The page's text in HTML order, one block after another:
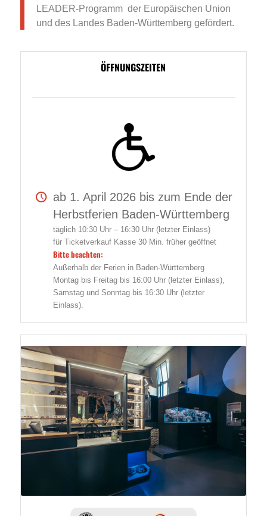
LEADER-Programm der Europäischen Union
und des Landes Baden-Württemberg gefördert.
ÖFFNUNGSZEITEN
ab 1. April 2026 bis zum Ende der
Herbstferien Baden-Württemberg
täglich 10:30 Uhr – 16:30 Uhr (letzter Einlass)
für Ticketverkauf Kasse 30 Min. früher geöffnet
Bitte beachten:
Außerhalb der Ferien in Baden-Württemberg
Montag bis Freitag bis 16:00 Uhr (letzter Einlass),
Samstag und Sonntag bis 16:30 Uhr (letzter
Einlass).